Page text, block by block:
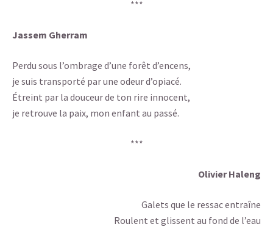
***
Jassem Gherram
Perdu sous l’ombrage d’une forêt d’encens,
je suis transporté par une odeur d’opiacé.
Étreint par la douceur de ton rire innocent,
je retrouve la paix, mon enfant au passé.
***
Olivier Haleng
Galets que le ressac entraîne
Roulent et glissent au fond de l’eau